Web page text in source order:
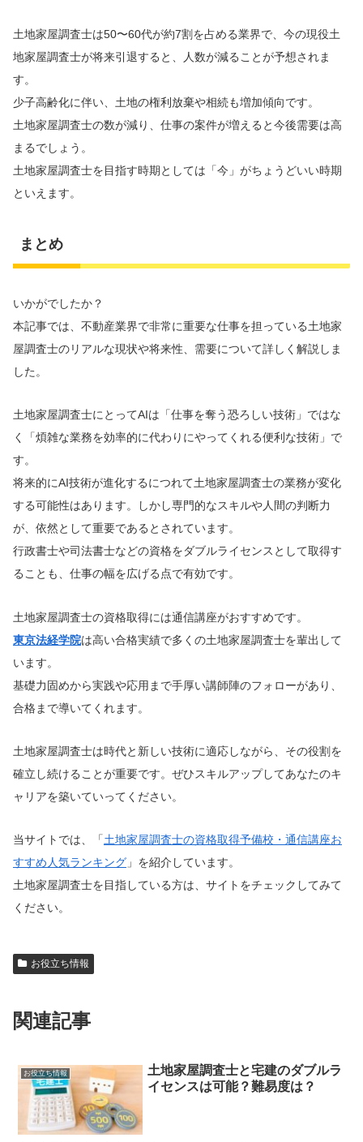
土地家屋調査士は50〜60代が約7割を占める業界で、今の現役土
地家屋調査士が将来引退すると、人数が減ることが予想されま
す。
少子高齢化に伴い、土地の権利放棄や相続も増加傾向です。
土地家屋調査士の数が減り、仕事の案件が増えると今後需要は高
まるでしょう。
土地家屋調査士を目指す時期としては「今」がちょうどいい時期
といえます。
まとめ
いかがでしたか？
本記事では、不動産業界で非常に重要な仕事を担っている土地家
屋調査士のリアルな現状や将来性、需要について詳しく解説しま
した。
土地家屋調査士にとってAIは「仕事を奪う恐ろしい技術」ではな
く「煩雑な業務を効率的に代わりにやってくれる便利な技術」で
す。
将来的にAI技術が進化するにつれて土地家屋調査士の業務が変化
する可能性はあります。しかし専門的なスキルや人間の判断力
が、依然として重要であるとされています。
行政書士や司法書士などの資格をダブルライセンスとして取得す
ることも、仕事の幅を広げる点で有効です。
土地家屋調査士の資格取得には通信講座がおすすめです。
東京法経学院は高い合格実績で多くの土地家屋調査士を輩出して
います。
基礎力固めから実践や応用まで手厚い講師陣のフォローがあり、
合格まで導いてくれます。
土地家屋調査士は時代と新しい技術に適応しながら、その役割を
確立し続けることが重要です。ぜひスキルアップしてあなたのキ
ャリアを築いていってください。
当サイトでは、「土地家屋調査士の資格取得予備校・通信講座お
すすめ人気ランキング 」を紹介しています。
土地家屋調査士を目指している方は、サイトをチェックしてみて
ください。
お役立ち情報
関連記事
お役立ち情報
土地家屋調査士と宅建のダブルラ
イセンスは可能？難易度は？